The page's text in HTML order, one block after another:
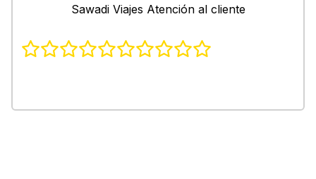
Sawadi Viajes Atención al cliente